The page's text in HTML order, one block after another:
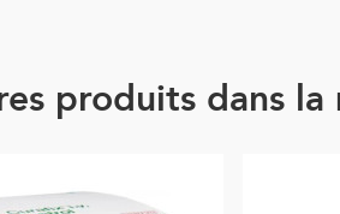
produits dans